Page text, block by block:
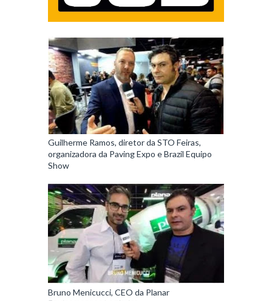
Guilherme Ramos, diretor da STO Feiras,
organizadora da Paving Expo e Brazil Equipo
Show
Bruno Menicucci, CEO da Planar